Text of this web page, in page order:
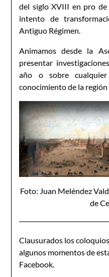
del siglo XVIII en pro
intento de
Antiguo Régimen.
Animamos desde la
presentar
año o sobre
conocimiento de la
Foto: Juan Meléndez
de
Clausurados los
algunos momentos de
Facebook.